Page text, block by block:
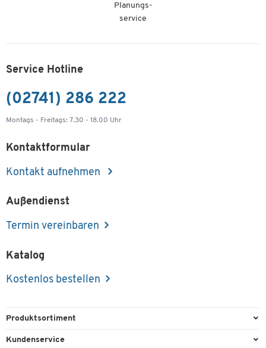
Planungs-
service
Service Hotline
(02741) 286 222
Montags - Freitags: 7.30 - 18.00 Uhr
Kontaktformular
Kontakt aufnehmen
Außendienst
Termin vereinbaren
Katalog
Kostenlos bestellen
Produktsortiment
Büroausstattung
Kundenservice